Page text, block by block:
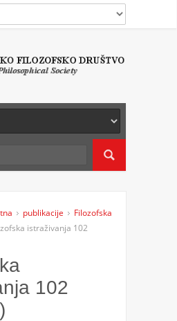
publikacije
Filozofska
istraživanja 102
102